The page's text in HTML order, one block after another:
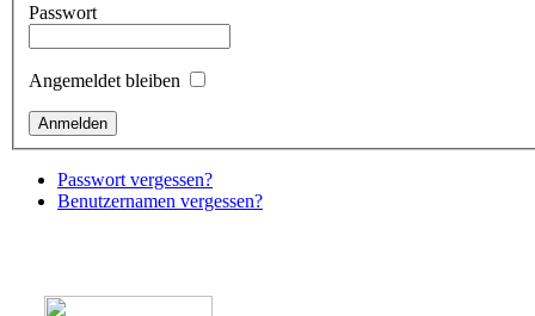
Passwort
Angemeldet bleiben
Passwort vergessen?
Benutzernamen vergessen?